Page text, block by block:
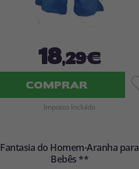
18,29€
COMPRAR
Imposto Incluído
Fantasia do Homem-Aranha para
Bebês **